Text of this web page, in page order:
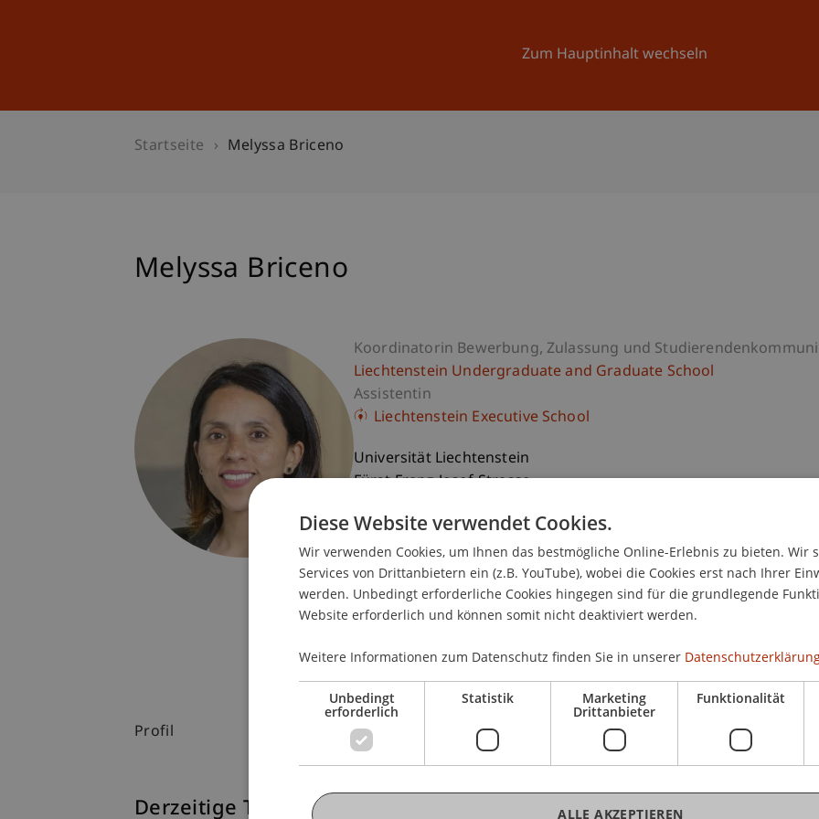
Zum Hauptinhalt wechseln
Universität Aktuelles
Startseite Melyssa Briceno
Melyssa Briceno
Koordinatorin Bewerbung, Zulassung und
Liechtenstein Undergraduate and Graduate School
Assistentin
Liechtenstein Executive School
Universität Liechtenstein
Fürst-Franz-Josef-Strasse
Liechtenstein
T. +423 265 12 40
melyssa.briceno@uni.li
Profil
Derzeitige Tätigkeit
Diese Website verwendet Cookies.
Wir verwenden Cookies, um Ihnen das bestmögliche Online-Erlebnis zu bieten. Wir
Services von Drittanbietern ein (z.B. YouTube), wobei die Cookies erst nach Ihrer
werden. Unbedingt erforderliche Cookies hingegen sind für die grundlegende
Website erforderlich und können somit nicht deaktiviert werden.
Weitere Informationen zum Datenschutz finden Sie in unserer
Unbedingt
erforderlich
Statistik Marketing
Drittanbieter
Funktionalität
ALLE AKZEPTIEREN